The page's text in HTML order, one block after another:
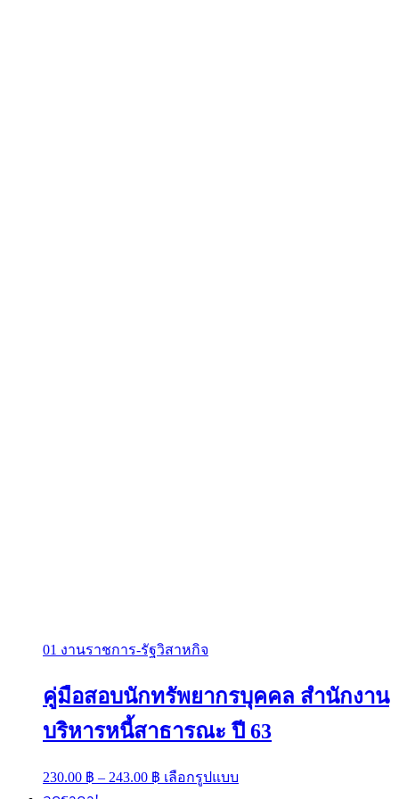
01 งานราชการ-รัฐวิสาหกิจ
คู่มือสอบนักทรัพยากรบุคคล สำนักงาน
บริหารหนี้สาธารณะ ปี 63
230.00 ฿ – 243.00 ฿ Price
range:
เลือกรูปแบบ
product